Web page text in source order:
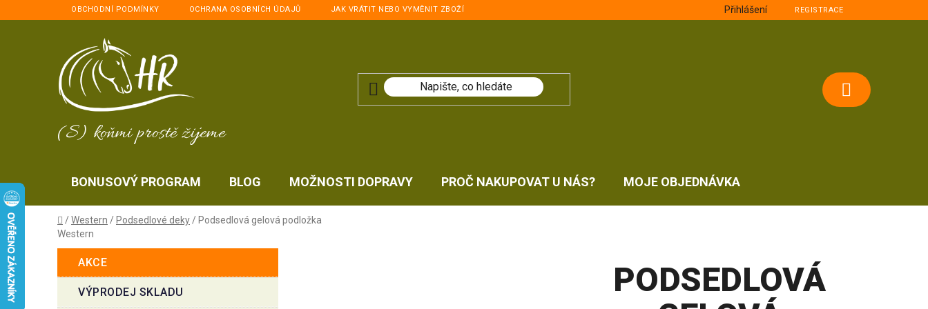
na
OBCHODNÍ PODMÍNKY OCHRANA OSOBNÍCH ÚDAJŮ JAK VRÁTIT NEBO VYMĚNIT ZBOŽÍ Přihlášení REGISTRACE
(S) koňmi prostě žijeme
NÁKUPNÍ
BONUSOVÝ PROGRAM BLOG MOŽNOSTI DOPRAVY PROČ NAKUPOVAT U NÁS? MOJE OBJEDNÁVKA
Domů
/Western / Podsedlové deky / Podsedlová gelová podložka
Western
okategorie
AKCE
VÝPRODEJ SKLADU
PODSEDLOVÁ